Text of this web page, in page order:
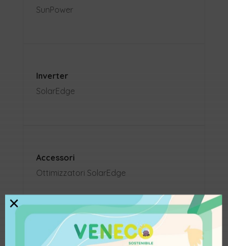
SunPower
Inverter
SolarEdge
Accessori
Ottimizzatori SolarEdge
×